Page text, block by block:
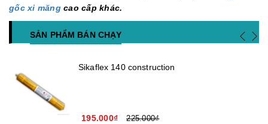
gốc xi măngcao cấp khác.
SẢN PHẨM BÁN CHẠY
Sikaflex 140 construction
195.000₫ 225.000₫